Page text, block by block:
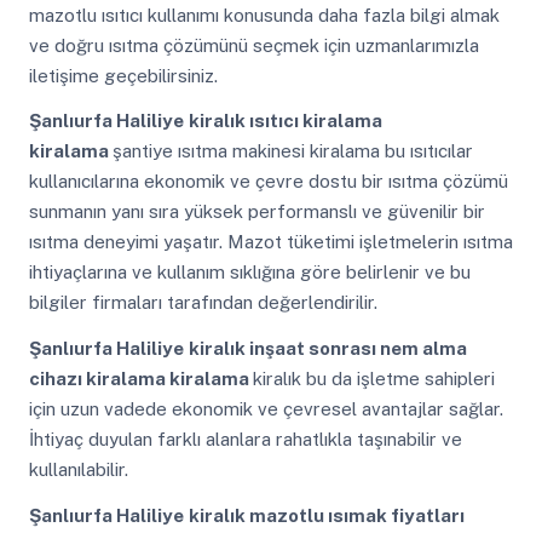
mazotlu ısıtıcı kullanımı konusunda daha fazla bilgi almak
ve doğru ısıtma çözümünü seçmek için uzmanlarımızla
iletişime geçebilirsiniz.
Şanlıurfa Haliliye kiralık ısıtıcı kiralama
kiralama şantiye ısıtma makinesi kiralama bu ısıtıcılar
kullanıcılarına ekonomik ve çevre dostu bir ısıtma çözümü
sunmanın yanı sıra yüksek performanslı ve güvenilir bir
ısıtma deneyimi yaşatır. Mazot tüketimi işletmelerin ısıtma
ihtiyaçlarına ve kullanım sıklığına göre belirlenir ve bu
bilgiler firmaları tarafından değerlendirilir.
Şanlıurfa Haliliye kiralık inşaat sonrası nem alma
cihazı kiralama kiralamakiralık bu da işletme sahipleri
için uzun vadede ekonomik ve çevresel avantajlar sağlar.
İhtiyaç duyulan farklı alanlara rahatlıkla taşınabilir ve
kullanılabilir.
Şanlıurfa Haliliye kiralık mazotlu ısımak fiyatları